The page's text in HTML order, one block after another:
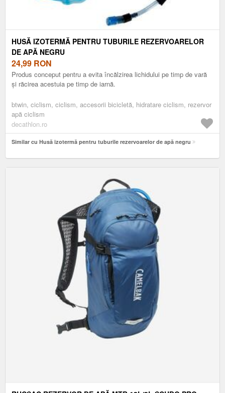
HUSĂ IZOTERMĂ PENTRU TUBURILE REZERVOARELOR
DE APĂ NEGRU
24,99 RON
Produs conceput pentru a evita încălzirea lichidului pe timp de vară
şi răcirea acestuia pe timp de iarnă.
btwin, ciclism, ciclism, accesorii bicicletă, hidratare ciclism, rezervor
apă ciclism
decathlon.ro
Similar cu Husă izotermă pentru tuburile rezervoarelor de apă negru